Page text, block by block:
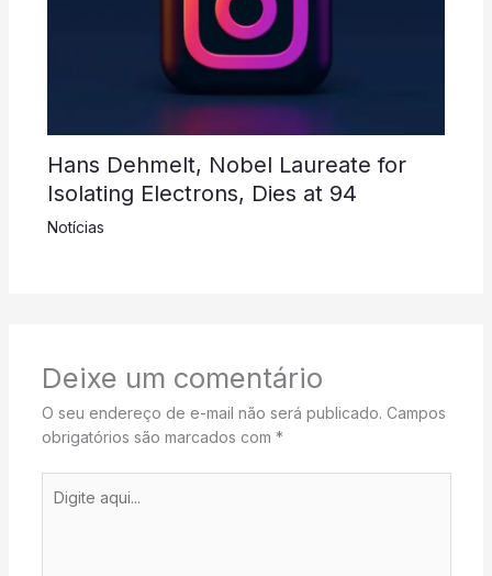
Hans Dehmelt, Nobel Laureate for
Isolating Electrons, Dies at 94
Notícias
Deixe um comentário
O seu endereço de e-mail não será publicado. Campos
obrigatórios são marcados com *
aqui...